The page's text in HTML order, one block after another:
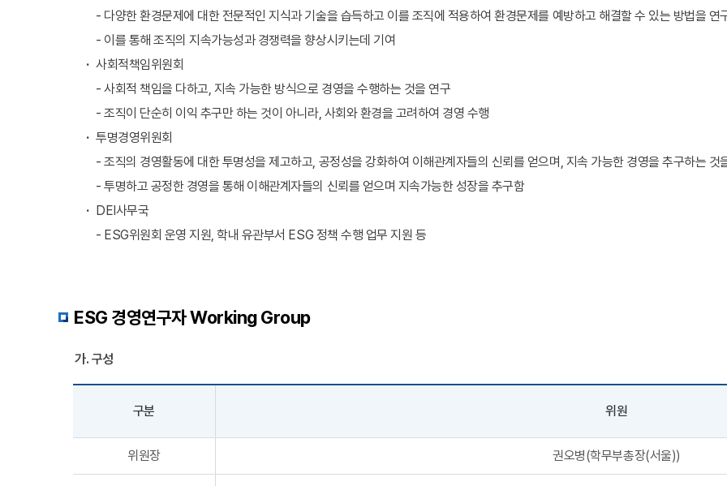
- 다양한 환경문제에 대한 전문적인 지식과 기술을 습득하고 이를 조직에 적용하여 환경문제를 예방하고 해결할 수 있는 방법을 연
- 이를 통해 조직의 지속가능성과 경쟁력을 향상시키는데 기여
사회적책임위원회
- 사회적 책임을 다하고, 지속 가능한 방식으로 경영을 수행하는 것을 연구
- 조직이 단순히 이익 추구만 하는 것이 아니라, 사회와 환경을 고려하여 경영 수행
투명경영위원회
- 조직의 경영활동에 대한 투명성을 제고하고, 공정성을 강화하여 이해관계자들의 신뢰를 얻으며, 지속 가능한 경영을 추구하는 것
- 투명하고 공정한 경영을 통해 이해관계자들의 신뢰를 얻으며 지속가능한 성장을 추구함
DEI사무국
- ESG위원회 운영 지원, 학내 유관부서 ESG 정책 수행 업무 지원 등
ESG 경영연구자 Working Group
가. 구성
구분 위원
위원장 권오병(학무부총장(서울))